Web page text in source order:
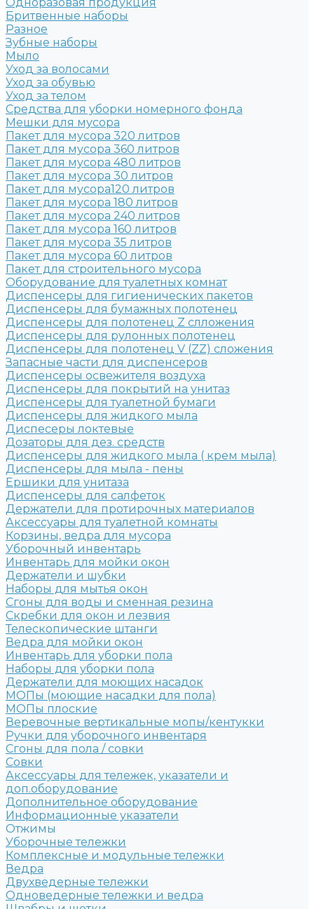
Бритвенные наборы
Разное
Зубные наборы
Мыло
Уход за волосами
Уход за обувью
Уход за телом
Средства для уборки номерного фонда
Мешки для мусора
Пакет для мусора 320 литров
Пакет для мусора 360 литров
Пакет для мусора 480 литров
Пакет для мусора 30 литров
Пакет для мусора120 литров
Пакет для мусора 180 литров
Пакет для мусора 240 литров
Пакет для мусора 160 литров
Пакет для мусора 35 литров
Пакет для мусора 60 литров
Пакет для строительного мусора
Оборудование для туалетных комнат
Диспенсеры для гигиенических пакетов
Диспенсеры для бумажных полотенец
Диспенсеры для полотенец Z слложения
Диспенсеры для рулонных полотенец
Диспенсеры для полотенец V (ZZ) сложения
Запасные части для диспенсеров
Диспенсеры освежителя воздуха
Диспенсеры для покрытий на унитаз
Диспенсеры для туалетной бумаги
Диспенсеры для жидкого мыла
Диспесеры локтевые
Дозаторы для дез. средств
Диспенсеры для жидкого мыла ( крем мыла)
Диспенсеры для мыла - пены
Ершики для унитаза
Диспенсеры для салфеток
Держатели для протирочных материалов
Аксессуары для туалетной комнаты
Корзины, ведра для мусора
Уборочный инвентарь
Инвентарь для мойки окон
Держатели и шубки
Наборы для мытья окон
Сгоны для воды и сменная резина
Скребки для окон и лезвия
Телескопические штанги
Ведра для мойки окон
Инвентарь для уборки пола
Наборы для уборки пола
Держатели для моющих насадок
МОПы (моющие насадки для пола)
МОПы плоские
Веревочные вертикальные мопы/кентукки
Ручки для уборочного инвентаря
Сгоны для пола / совки
Совки
Аксессуары для тележек, указатели и
доп.оборудование
Дополнительное оборудование
Информационные указатели
Отжимы
Уборочные тележки
Комплексные и модульные тележки
Ведра
Двухведерные тележки
Одноведерные тележки и ведра